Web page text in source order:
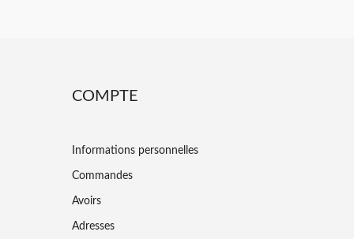
COMPTE
Informations personnelles
Commandes
Avoirs
Adresses